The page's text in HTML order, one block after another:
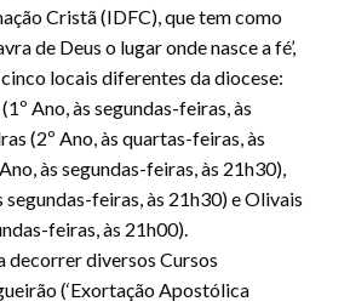
Cristã (IDFC), que tem como
de Deus o lugar onde nasce a fé’,
locais diferentes da diocese:
Ano, às segundas-feiras, às
(2º Ano, às quartas-feiras, às
às segundas-feiras, às 21h30),
segundas-feiras, às 21h30) e Olivais
feiras, às 21h00).
decorrer diversos Cursos
(‘Exortação Apostólica